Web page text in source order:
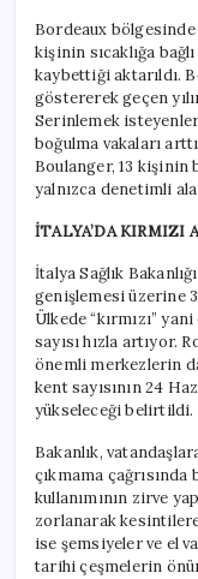
Bordeaux bölgesinde
kişinin sıcaklığa
kaybettiği aktarıldı.
göstererek geçen
Serinlemek
boğulma vakaları
Boulanger, 13 kişinin
yalnızca denetimli
İTALYA’DA KIRMIZI
İtalya Sağlık
genişlemesi üzerine
Ülkede “kırmızı”
sayısı hızla artıyor.
önemli merkezlerin
kent sayısının 24
yükseleceği belirtildi.
Bakanlık,
çıkmama çağrısında
kullanımının zirve
zorlanarak
ise şemsiyeler ve el
tarihi çeşmelerin